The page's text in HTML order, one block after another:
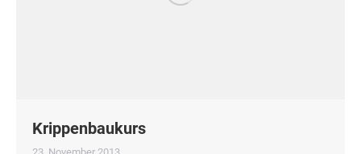
Krippenbaukurs